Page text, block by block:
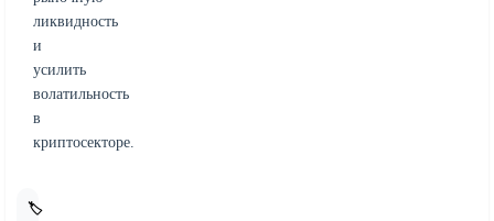
ликвидность
и
усилить
волатильность
в
криптосекторе.
🏷️